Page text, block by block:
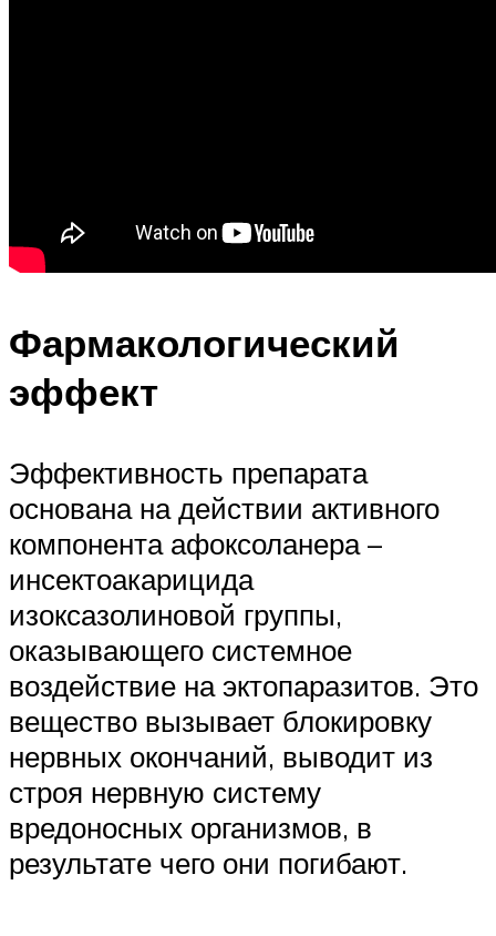
Фармакологический
эффект
Эффективность препарата
основана на действии активного
компонента афоксоланера –
инсектоакарицида
изоксазолиновой группы,
оказывающего системное
воздействие на эктопаразитов. Это
вещество вызывает блокировку
нервных окончаний, выводит из
строя нервную систему
вредоносных организмов, в
результате чего они погибают.